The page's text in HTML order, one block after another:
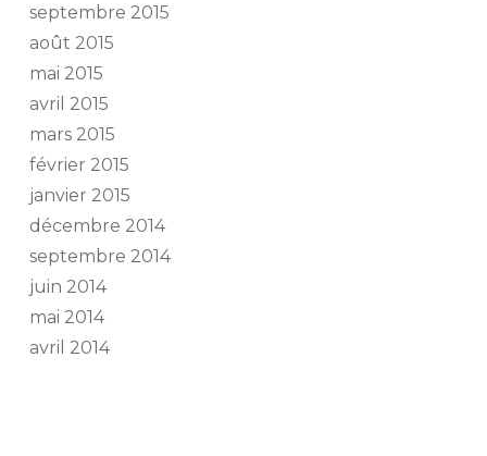
septembre 2015
août 2015
mai 2015
avril 2015
mars 2015
février 2015
janvier 2015
décembre 2014
septembre 2014
juin 2014
mai 2014
avril 2014